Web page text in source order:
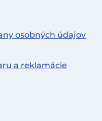
osobných údajov
a reklamácie